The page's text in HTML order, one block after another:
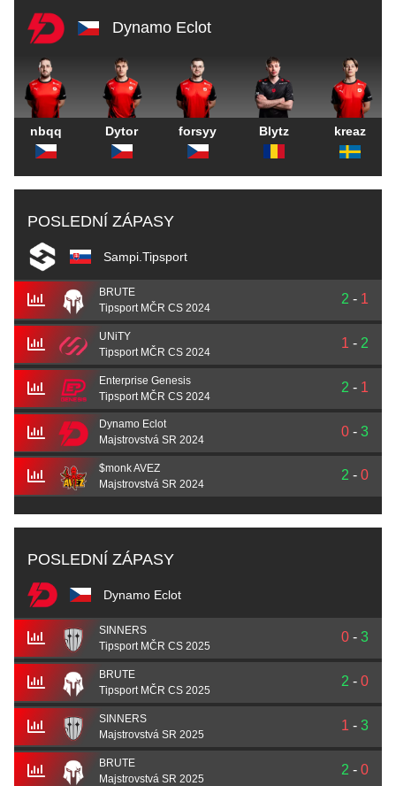
Dynamo Eclot
nbqq Dytor forsyy Blytz kreaz
POSLEDNÍ ZÁPASY
Sampi.Tipsport
BRUTE
Tipsport MČR CS 2024
2 - 1
UNiTY
Tipsport MČR CS 2024
1 - 2
Enterprise Genesis
Tipsport MČR CS 2024
2 - 1
Dynamo Eclot
Majstrovstvá SR 2024
0 - 3
$monk AVEZ
Majstrovstvá SR 2024
2 - 0
POSLEDNÍ ZÁPASY
Dynamo Eclot
SINNERS
Tipsport MČR CS 2025
0 - 3
BRUTE
Tipsport MČR CS 2025
2 - 0
SINNERS
Majstrovstvá SR 2025
1 - 3
BRUTE
Majstrovstvá SR 2025
2 - 0